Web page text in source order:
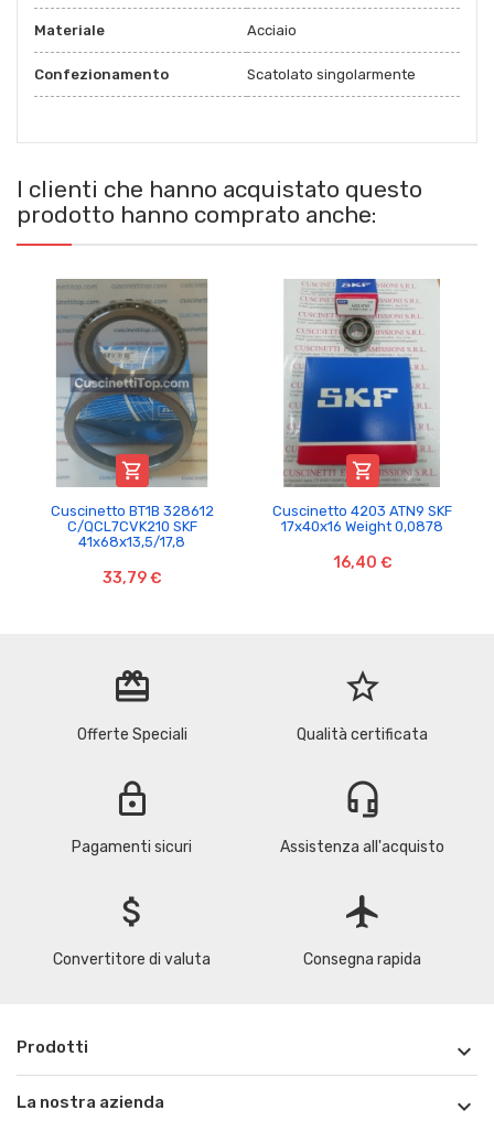
Materiale Acciaio
Confezionamento Scatolato singolarmente
I clienti che hanno acquistato questo
prodotto hanno comprato anche:

Cuscinetto BT1B 328612
C/QCL7CVK210 SKF
41x68x13,5/17,8
33,79 €

Cuscinetto 4203 ATN9 SKF
17x40x16 Weight 0,0878
16,40 €
redeem
Offerte Speciali
star_border
Qualità certificata
lock
Pagamenti sicuri
headset_mic
Assistenza all'acquisto
attach_money
Convertitore di valuta
flight
Consegna rapida
Prodotti 
La nostra azienda 